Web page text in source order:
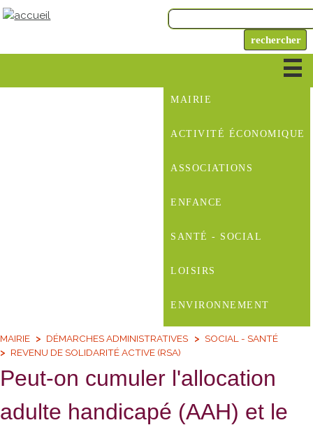
MAIRIE
ACTIVITÉ ÉCONOMIQUE
ASSOCIATIONS
ENFANCE
SANTÉ - SOCIAL
LOISIRS
ENVIRONNEMENT
MAIRIE DÉMARCHES ADMINISTRATIVES
SOCIAL - SANTÉ
REVENU DE SOLIDARITÉ ACTIVE (RSA)
Peut-on cumuler l'allocation
adulte handicapé (AAH) et le